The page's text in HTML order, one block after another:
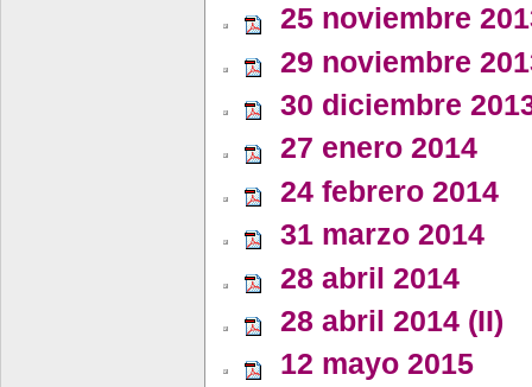
25 noviembre
29 noviembre
30 diciembre
27 enero 2014
24 febrero 2014
31 marzo 2014
28 abril 2014
28 abril 2014 (II)
12 mayo 2015